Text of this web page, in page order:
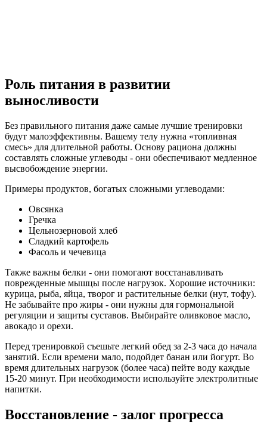
Роль питания в развитии
выносливости
Без правильного питания даже самые лучшие тренировки
будут малоэффективны. Вашему телу нужна «топливная
смесь» для длительной работы. Основу рациона должны
составлять сложные углеводы - они обеспечивают медленное
высвобождение энергии.
Примеры продуктов, богатых сложными углеводами:
Овсянка
Гречка
Цельнозерновой хлеб
Сладкий картофель
Фасоль и чечевица
Также важны белки - они помогают восстанавливать
поврежденные мышцы после нагрузок. Хорошие источники:
курица, рыба, яйца, творог и растительные белки (нут, тофу).
Не забывайте про жиры - они нужны для гормональной
регуляции и защиты суставов. Выбирайте оливковое масло,
авокадо и орехи.
Перед тренировкой съешьте легкий обед за 2-3 часа до начала
занятий. Если времени мало, подойдет банан или йогурт. Во
время длительных нагрузок (более часа) пейте воду каждые
15-20 минут. При необходимости используйте электролитные
напитки.
Восстановление - залог прогресса